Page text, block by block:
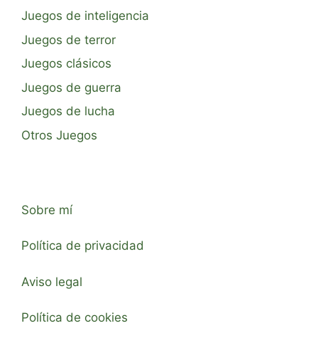
Juegos de inteligencia
Juegos de terror
Juegos clásicos
Juegos de guerra
Juegos de lucha
Otros Juegos
Sobre mí
Política de privacidad
Aviso legal
Política de cookies